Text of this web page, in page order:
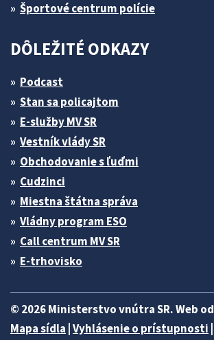
Športové centrum polície
DÔLEŽITÉ ODKAZY
Podcast
Stan sa policajtom
E-služby MV SR
Vestník vlády SR
Obchodovanie s ľuďmi
Cudzinci
Miestna štátna správa
Vládny program ESO
Call centrum MV SR
E-trhovisko
© 2026 Ministerstvo vnútra SR. Web od
Mapa sídla Vyhlásenie o prístupnosti